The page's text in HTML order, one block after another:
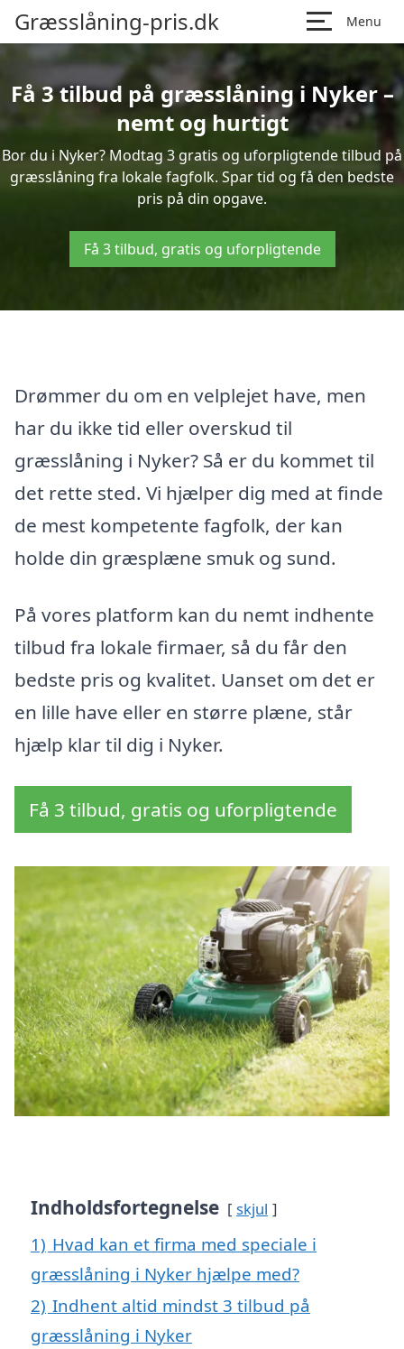
Græsslåning-pris.dk Menu
Få 3 tilbud på græsslåning i Nyker –
nemt og hurtigt
Bor du i Nyker? Modtag 3 gratis og uforpligtende tilbud på
græsslåning fra lokale fagfolk. Spar tid og få den bedste
pris på din opgave.
Få 3 tilbud, gratis og uforpligtende
Drømmer du om en velplejet have, men
har du ikke tid eller overskud til
græsslåning i Nyker? Så er du kommet til
det rette sted. Vi hjælper dig med at finde
de mest kompetente fagfolk, der kan
holde din græsplæne smuk og sund.
På vores platform kan du nemt indhente
tilbud fra lokale firmaer, så du får den
bedste pris og kvalitet. Uanset om det er
en lille have eller en større plæne, står
hjælp klar til dig i Nyker.
Få 3 tilbud, gratis og uforpligtende
Indholdsfortegnelse skjul
1) Hvad kan et firma med speciale i
græsslåning i Nyker hjælpe med?
2) Indhent altid mindst 3 tilbud på
græsslåning i Nyker